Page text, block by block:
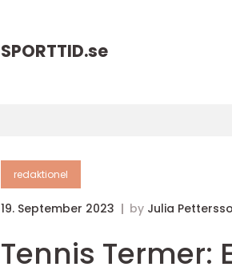
SPORTTID.se
redaktionel
19. September 2023 by Julia
Tennis Termer: